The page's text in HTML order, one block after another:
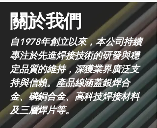
關於我們
自1978年創立以來，本公司持續
專注於先進焊接技術的研發與穩
定品質的維持，深獲業界廣泛支
持與信賴。產品線涵蓋銀焊合
金、磷銅合金、高科技焊接材料
及三層焊片等。